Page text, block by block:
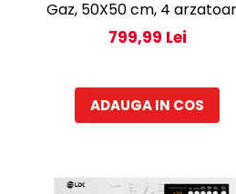
Gaz, 50X50 cm, 4
Dispozitiv siguranta, Capac
799,99 Lei
ADAUGA IN COS